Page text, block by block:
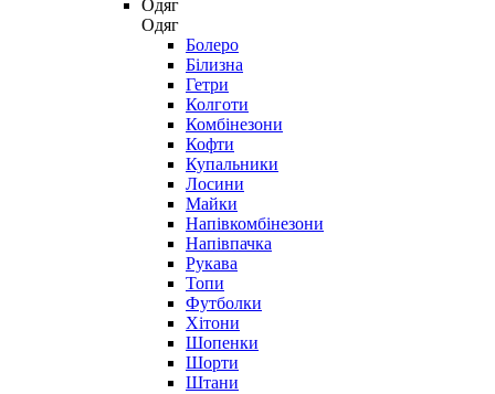
Одяг
Одяг
Болеро
Білизна
Гетри
Колготи
Комбінезони
Кофти
Купальники
Лосини
Майки
Напівкомбінезони
Напівпачка
Рукава
Топи
Футболки
Хітони
Шопенки
Шорти
Штани